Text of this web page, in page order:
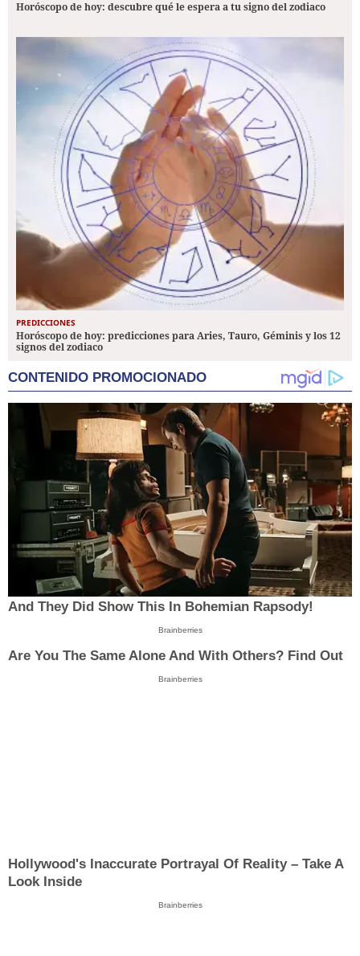
Horóscopo de hoy: descubre qué le espera a tu signo del zodiaco
PREDICCIONES
Horóscopo de hoy: predicciones para Aries, Tauro, Géminis y los 12
signos del zodiaco
CONTENIDO PROMOCIONADO
And They Did Show This In Bohemian Rapsody!
Brainberries
Are You The Same Alone And With Others? Find Out
Brainberries
Hollywood's Inaccurate Portrayal Of Reality – Take A
Look Inside
Brainberries